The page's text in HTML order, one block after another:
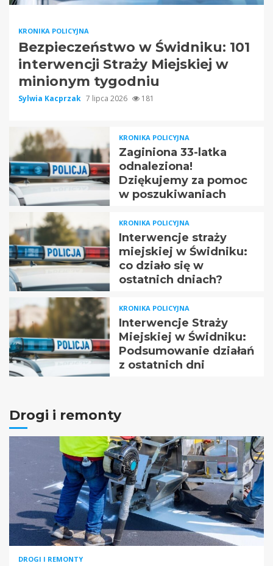
KRONIKA POLICYJNA
Bezpieczeństwo w Świdniku: 101
interwencji Straży Miejskiej w
minionym tygodniu
Sylwia Kacprzak 7 lipca 2026 181
KRONIKA POLICYJNA
Zaginiona 33-latka
odnaleziona!
Dziękujemy za pomoc
w poszukiwaniach
KRONIKA POLICYJNA
Interwencje straży
miejskiej w Świdniku:
co działo się w
ostatnich dniach?
KRONIKA POLICYJNA
Interwencje Straży
Miejskiej w Świdniku:
Podsumowanie działań
z ostatnich dni
Drogi i remonty
DROGI I REMONTY